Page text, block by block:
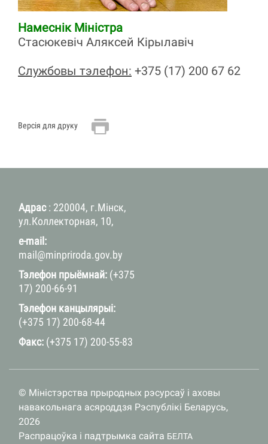
Намеснік Міністра
Стасюкевіч Аляксей Кірылавіч
Службовы тэлефон: +375 (17) 200 67 62
Версія для друку
Адрас: 220004, г.Мінск,
ул.Коллекторная, 10,
e-mail:
mail@minpriroda.gov.by
Тэлефон прыёмнай: (+375
17) 200-66-91
Тэлефон канцылярыі:
(+375 17) 200-68-44
Факс: (+375 17) 200-55-83
© Міністэрства прыродных рэсурсаў і аховы
навакольнага асяроддзя Рэспублікі Беларусь,
2026
Распрацоўка і падтрымка сайта БЕЛТА